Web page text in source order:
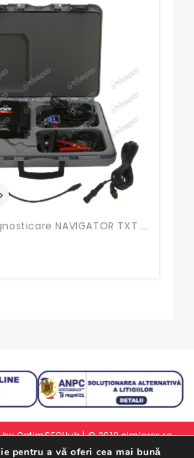
Aparat De Diagnosticare NAVIGATOR TXT AVEC SW OHW
byOptimSEOHub| © 2019 simlorex.ro -
drepturile rezervate.
pentru a vă oferi cea mai bună